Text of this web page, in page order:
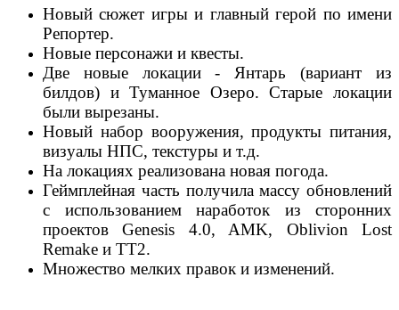
Новый сюжет игры и главный герой по имени
Репортер.
Новые персонажи и квесты.
Две новые локации - Янтарь (вариант из
билдов) и Туманное Озеро. Старые локации
были вырезаны.
Новый набор вооружения, продукты питания,
визуалы НПС, текстуры и т.д.
На локациях реализована новая погода.
Геймплейная часть получила массу обновлений
с использованием наработок из сторонних
проектов Genesis 4.0, AMK, Oblivion Lost
Remake и ТТ2.
Множество мелких правок и изменений.